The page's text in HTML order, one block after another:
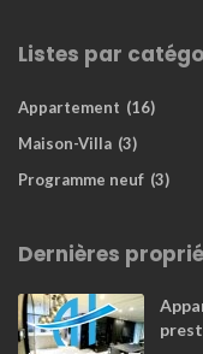
Listes par
Appartement (16)
Maison-Villa (3)
Programme neuf (3)
Dernières